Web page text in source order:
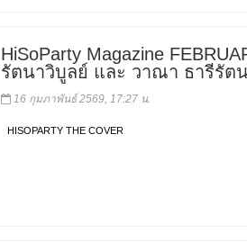
HiSoParty Magazine
รัตนาวิบูลย์ และ วาณา ธารีรัต
16 กุมภาพันธ์ 2569, 17:27 น.
HISOPARTY THE COVER